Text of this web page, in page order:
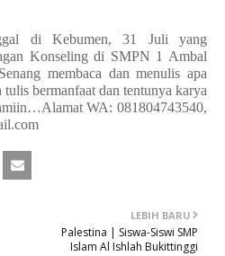
di Kebumen, 31 Juli yang
Konseling di SMPN 1 Ambal
Senang membaca dan menulis apa
tulis bermanfaat dan tentunya karya
Alamat WA: 081804743540,
LEBIH BARU
Palestina | Siswa-Siswi SMP
Islam Al Ishlah Bukittinggi